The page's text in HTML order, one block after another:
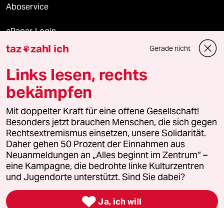
Aboservice
ePaper Login
Downloads für Abonnierende
© 2026 taz Verlags und Vertriebs GmbH
Alle Rechte vorbehalten. Bei rechtlichen Fragen oder für Genehmigungen
wenden Sie sich bitte an
lizenzen@taz.de
Feedback Redaktionsstatut Kommune-Richtlinien
Leitlinie Informant Datenschutz Impressum AGB
Seitenwende Einwilligungen widerrufen (Ads)
taz zahl ich Gerade nicht
Links lesen, rechts
bekämpfen
Mit doppelter Kraft für eine offene Gesellschaft!
Besonders jetzt brauchen Menschen, die sich gegen
Rechtsextremismus einsetzen, unsere Solidarität.
Daher gehen 50 Prozent der Einnahmen aus
Neuanmeldungen an „Alles beginnt im Zentrum“ –
eine Kampagne, die bedrohte linke Kulturzentren
und Jugendorte unterstützt. Sind Sie dabei?
 Ja, ich will